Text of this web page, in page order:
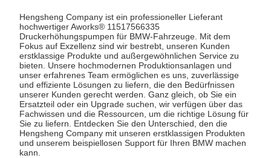
Hengsheng Company ist ein professioneller Lieferant
hochwertiger Aworks® 11517566335
Druckerhöhungspumpen für BMW-Fahrzeuge. Mit dem
Fokus auf Exzellenz sind wir bestrebt, unseren Kunden
erstklassige Produkte und außergewöhnlichen Service zu
bieten. Unsere hochmodernen Produktionsanlagen und
unser erfahrenes Team ermöglichen es uns, zuverlässige
und effiziente Lösungen zu liefern, die den Bedürfnissen
unserer Kunden gerecht werden. Ganz gleich, ob Sie ein
Ersatzteil oder ein Upgrade suchen, wir verfügen über das
Fachwissen und die Ressourcen, um die richtige Lösung für
Sie zu liefern. Entdecken Sie den Unterschied, den die
Hengsheng Company mit unseren erstklassigen Produkten
und unserem beispiellosen Support für Ihren BMW machen
kann.